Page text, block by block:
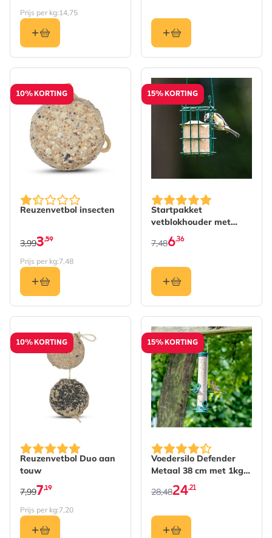
Prijs per kg:14,75
10% KORTING
Reuzenvetbol insecten
3,59
3,99
Prijs per kg:7,48
15% KORTING
Startpakket
vetblokhouder met
vetblok
De prijs is afhankelijk van
7,486,36
10% KORTING
Reuzenvetbol Duo aan
touw
7,19
7,99
Prijs per kg:7,20
15% KORTING
Voedersilo Defender
Metaal 38 cm met 1kg
De prijs is afhankelijk van
28,4824,21